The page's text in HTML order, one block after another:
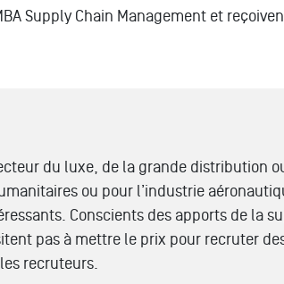
Supply Chain Management et
du luxe, de la grande distribution
ou pour l’industrie
Conscients des apports de la
pas à mettre le prix pour recruter
recruteurs.